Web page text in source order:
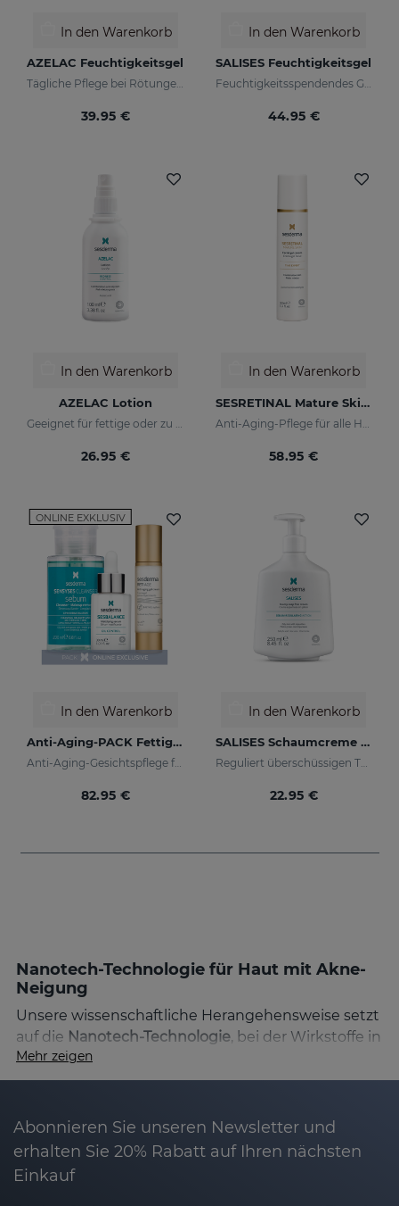
In den Warenkorb
AZELAC Feuchtigkeitsgel
Tägliche Pflege bei Rötungen und empfindlicher Haut
39.95 €
In den Warenkorb
SALISES Feuchtigkeitsgel
Feuchtigkeitsspendendes Gel, das die Talgproduktion reguliert
44.95 €
In den Warenkorb
AZELAC Lotion
26.95 €
In den Warenkorb
SESRETINAL Mature Skin Cremegel
58.95 €
ONLINE EXKLUSIV
In den Warenkorb
Anti-Aging-PACK Fettige Haut
Anti-Aging-Gesichtspflege für fettige und Mischhaut
82.95 €
In den Warenkorb
SALISES Schaumcreme Ohne Seife
Reguliert überschüssigen Talg
22.95 €
Nanotech-Technologie für Haut mit Akne-
Neigung
Unsere wissenschaftliche Herangehensweise setzt
auf die Nanotech-Technologie, bei der Wirkstoffe in
Liposomen verkapselt werden, um tief in die
Hautschichten vorzudringen. Diese Technologie
indem sie direkt auf die Hauptursachen wie
überschüssigen Talg, verstopfte Poren und
Rötungen einwirkt.
Mehr zeigen
Abonnieren Sie unseren Newsletter und
erhalten Sie 20% Rabatt auf Ihren nächsten
Einkauf